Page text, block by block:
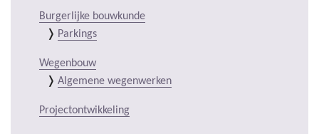
Burgerlijke bouwkunde
Parkings
Wegenbouw
Algemene wegenwerken
Projectontwikkeling